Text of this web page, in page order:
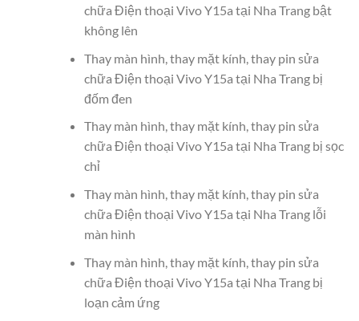
chữa Điện thoại Vivo Y15a tại Nha Trang bật
không lên
Thay màn hình, thay mặt kính, thay pin sửa
chữa Điện thoại Vivo Y15a tại Nha Trang bị
đốm đen
Thay màn hình, thay mặt kính, thay pin sửa
chữa Điện thoại Vivo Y15a tại Nha Trang bị sọc
chỉ
Thay màn hình, thay mặt kính, thay pin sửa
chữa Điện thoại Vivo Y15a tại Nha Trang lỗi
màn hình
Thay màn hình, thay mặt kính, thay pin sửa
chữa Điện thoại Vivo Y15a tại Nha Trang bị
loạn cảm ứng